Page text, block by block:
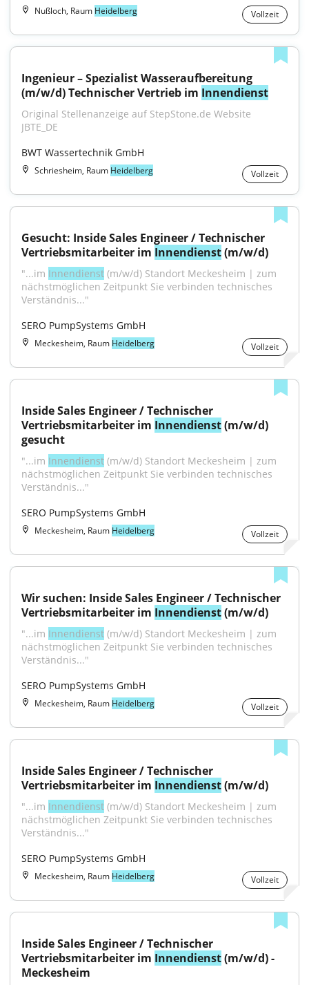
Nußloch, Raum Heidelberg Vollzeit
Ingenieur – Spezialist Wasseraufbereitung
(m/w/d) Technischer Vertrieb im Innendienst
Original Stellenanzeige auf StepStone.de Website
JBTE_DE
BWT Wassertechnik GmbH
Schriesheim, Raum Heidelberg Vollzeit
Gesucht: Inside Sales Engineer / Technischer
Vertriebsmitarbeiter im Innendienst (m/w/d)
"...im Innendienst (m/w/d) Standort Meckesheim | zum
nächstmöglichen Zeitpunkt Sie verbinden technisches
Verständnis..."
SERO PumpSystems GmbH
Meckesheim, Raum Heidelberg Vollzeit
Inside Sales Engineer / Technischer
Vertriebsmitarbeiter im Innendienst (m/w/d)
gesucht
"...im Innendienst (m/w/d) Standort Meckesheim | zum
nächstmöglichen Zeitpunkt Sie verbinden technisches
Verständnis..."
SERO PumpSystems GmbH
Meckesheim, Raum Heidelberg Vollzeit
Wir suchen: Inside Sales Engineer / Technischer
Vertriebsmitarbeiter im Innendienst (m/w/d)
"...im Innendienst (m/w/d) Standort Meckesheim | zum
nächstmöglichen Zeitpunkt Sie verbinden technisches
Verständnis..."
SERO PumpSystems GmbH
Meckesheim, Raum Heidelberg Vollzeit
Inside Sales Engineer / Technischer
Vertriebsmitarbeiter im Innendienst (m/w/d)
"...im Innendienst (m/w/d) Standort Meckesheim | zum
nächstmöglichen Zeitpunkt Sie verbinden technisches
Verständnis..."
SERO PumpSystems GmbH
Meckesheim, Raum Heidelberg Vollzeit
Inside Sales Engineer / Technischer
Vertriebsmitarbeiter im Innendienst (m/w/d) -
Meckesheim